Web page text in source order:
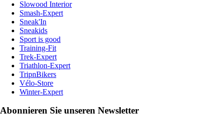
Slowood Interior
Smash-Expert
Sneak'In
Sneakids
Sport is good
Training-Fit
Trek-Expert
Triathlon-Expert
TripnBikers
Vélo-Store
Winter-Expert
Abonnieren Sie unseren Newsletter